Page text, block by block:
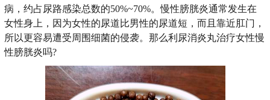
病，约占尿路感染总数的50%~70%。慢性膀胱炎通常发生在
女性身上，因为女性的尿道比男性的尿道短，而且靠近肛门，
所以更容易遭受周围细菌的侵袭。那么利尿消炎丸治疗女性慢
性膀胱炎吗?